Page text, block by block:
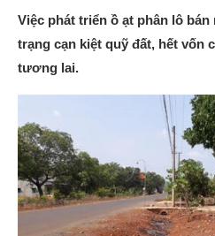
Việc phát triển ồ ạt phân lô
trạng cạn kiệt quỹ đất, hết vốn
tương lai.